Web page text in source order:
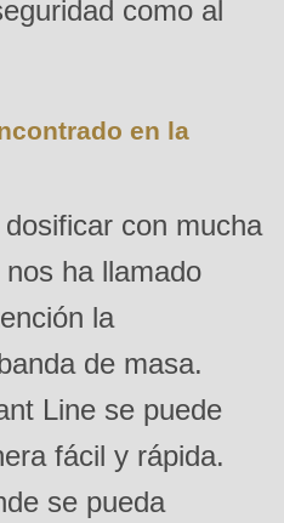
como al
en la
con mucha
ha llamado
la
de masa.
Line se puede
fácil y rápida.
se pueda